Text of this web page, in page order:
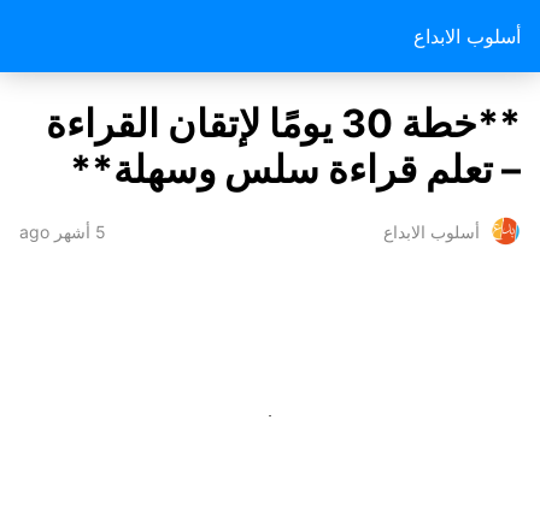
أسلوب الابداع
**خطة 30 يومًا لإتقان القراءة
– تعلم قراءة سلس وسهلة**
أسلوب الابداع 5 أشهر ago